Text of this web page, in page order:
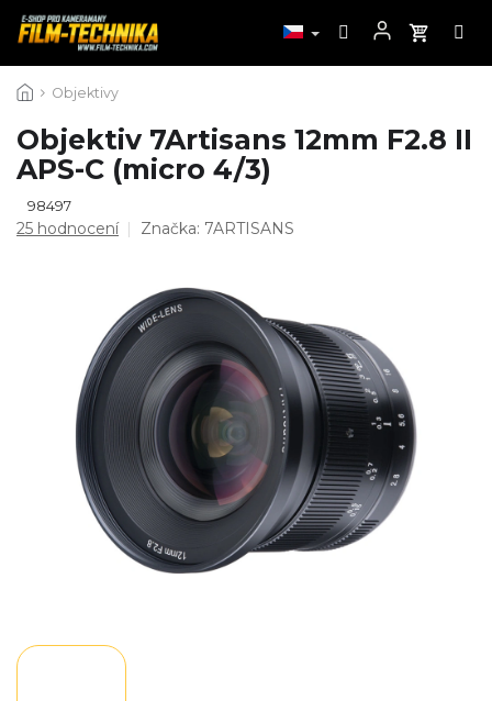
na
Objektivy
Objektiv 7Artisans 12mm F2.8 II
APS-C (micro 4/3)
98497
Průměrné
hvězdiček.
25 hodnocení Značka: 7ARTISANS